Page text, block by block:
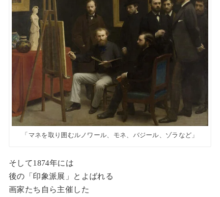
「マネを取り囲むルノワール、モネ、バジール、ゾラなど」
そして1874年には
後の「印象派展」とよばれる
画家たち自ら主催した